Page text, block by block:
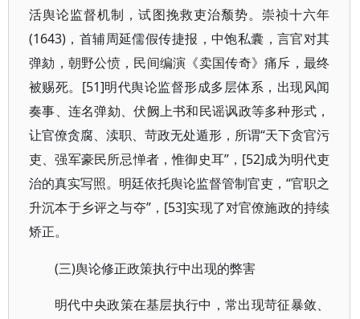
活舆论监督机制，试图挽救吏治颓势。崇祯十六年
(1643)，首辅周延儒假传捷报，中饱私囊，言官对其
弹劾，朝野公愤，民间编演《卖国传奇》痛斥，最终
被赐死。[51]明代舆论监督形成多层体系，出现风闻
奏事、连名弹劾、伏阙上书和民谣讽政等多种形式，
让官僚贪腐、渎职、苛政无处遁形，所谓“天下贪官污
吏、强军豪民所忌惮者，惟御史耳”，[52]成为明代吏
治的真实写照。明廷依托舆论监督管制官吏，“官职之
升沉本于乡评之与夺”，[53]实现了对官僚施政的持续
矫正。
(三)舆论修正政策执行中出现的弊害
明代中央政策在基层执行中，常出现苛征暴敛、